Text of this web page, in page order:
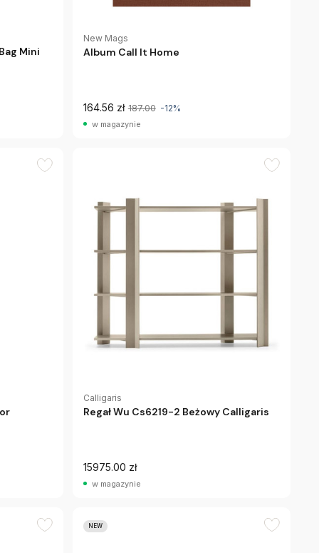
Mini
New Mags
Album Call It Home
164.56 zł 187.00 -12%
w magazynie
Calligaris
Regał Wu Cs6219-2 Beżowy Calligaris
15975.00 zł
w magazynie
NEW